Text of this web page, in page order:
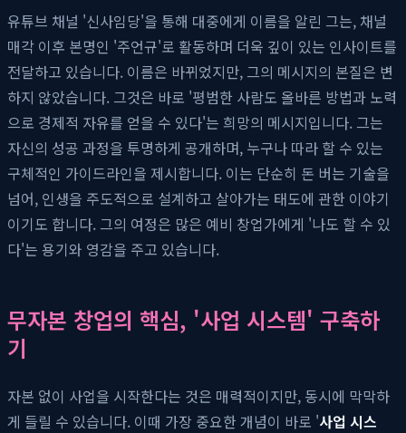
유튜브 채널 '신사임당'을 통해 대중에게 이름을 알린 그는, 채널
매각 이후 본명인 '주언규'로 활동하며 더욱 깊이 있는 인사이트를
전달하고 있습니다. 이름은 바뀌었지만, 그의 메시지의 본질은 변
하지 않았습니다. 그것은 바로 '평범한 사람도 올바른 방법과 노력
으로 경제적 자유를 얻을 수 있다'는 희망의 메시지입니다. 그는
자신의 성공 과정을 투명하게 공개하며, 누구나 따라 할 수 있는
구체적인 가이드라인을 제시합니다. 이는 단순히 돈 버는 기술을
넘어, 인생을 주도적으로 설계하고 살아가는 태도에 관한 이야기
이기도 합니다. 그의 여정은 많은 예비 창업가에게 '나도 할 수 있
다'는 용기와 영감을 주고 있습니다.
무자본 창업의 핵심, '사업 시스템' 구축하
기
자본 없이 사업을 시작한다는 것은 매력적이지만, 동시에 막막하
게 들릴 수 있습니다. 이때 가장 중요한 개념이 바로 '사업 시스